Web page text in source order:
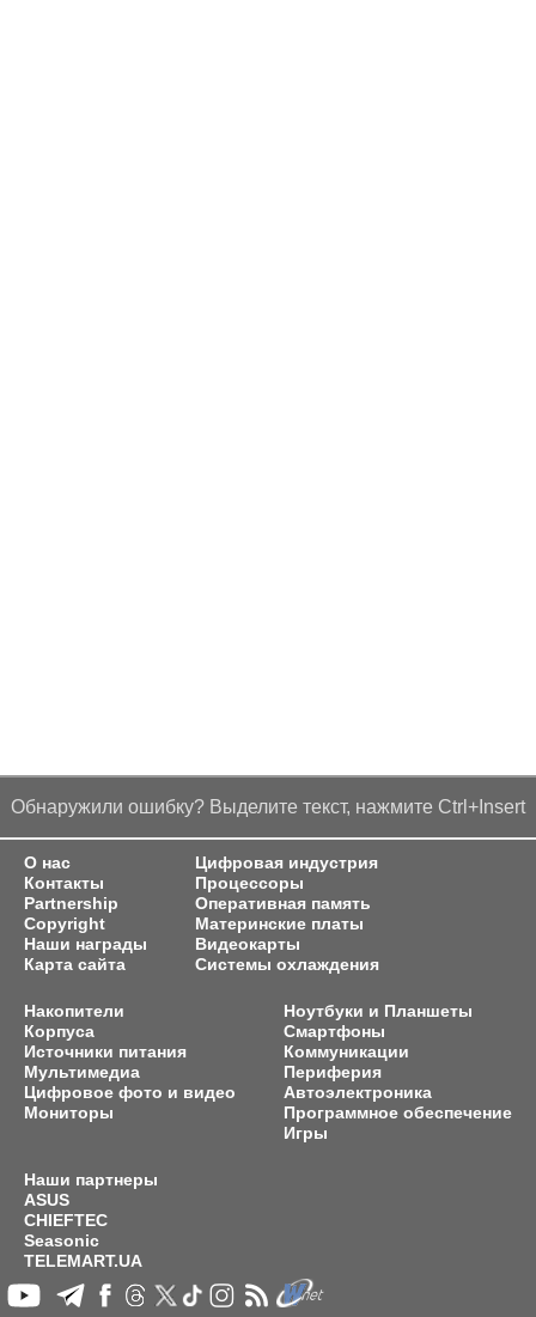
Обнаружили ошибку? Выделите текст, нажмите Ctrl+Insert
О нас
Контакты
Partnership
Copyright
Наши награды
Карта сайта
Цифровая индустрия
Процессоры
Оперативная память
Материнские платы
Видеокарты
Системы охлаждения
Накопители
Корпуса
Источники питания
Мультимедиа
Цифровое фото и видео
Мониторы
Ноутбуки и Планшеты
Смартфоны
Коммуникации
Периферия
Автоэлектроника
Программное обеспечение
Игры
Наши партнеры
ASUS
CHIEFTEC
Seasonic
TELEMART.UA